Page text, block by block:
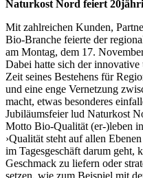
Naturkost Nord feiert
Mit zahlreichen Kunden,
Bio-Branche feierte der
am Montag, dem 17.
Dabei hatte sich der
Zeit seines Bestehens für
und eine enge Vernetzung
macht, etwas besonderes
Jubiläumsfeier lud Naturkost
Motto Bio-Qualität (er-)leben
›Qualität steht auf allen
im Tagesgeschäft darum geht,
Geschmack zu liefern oder